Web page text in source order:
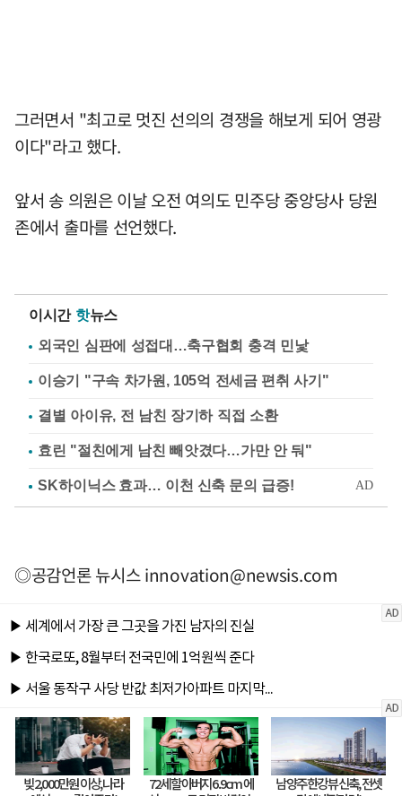
그러면서 "최고로 멋진 선의의 경쟁을 해보게 되어 영광
이다"라고 했다.
앞서 송 의원은 이날 오전 여의도 민주당 중앙당사 당원
존에서 출마를 선언했다.
이시간 핫뉴스
외국인 심판에 성접대…축구협회 충격 민낯
이승기 "구속 차가원, 105억 전세금 편취 사기"
결별 아이유, 전 남친 장기하 직접 소환
효린 "절친에게 남친 빼앗겼다…가만 안 둬"
◎공감언론 뉴시스innovation@newsis.com